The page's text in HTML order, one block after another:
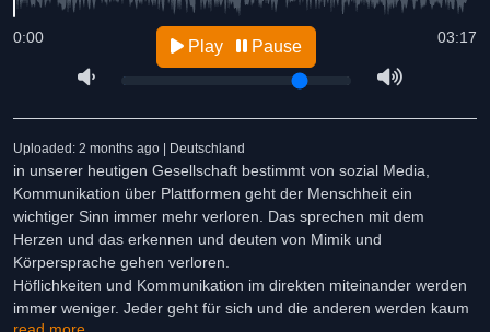
03:17
0:00 Play Pause
Uploaded: 2 months ago | Deutschland
in unserer heutigen Gesellschaft bestimmt von sozial Media,
Kommunikation über Plattformen geht der Menschheit ein
wichtiger Sinn immer mehr verloren. Das sprechen mit dem
Herzen und das erkennen und deuten von Mimik und
Körpersprache gehen verloren.
Höflichkeiten und Kommunikation im direkten miteinander werden
immer weniger. Jeder geht für sich und die anderen werden kaum